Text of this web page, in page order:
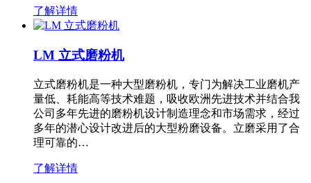
了解详情
LM 立式磨粉机
立式磨粉机是一种大型磨粉机，专门为解决工业磨机产
量低、耗能高等技术难题，吸收欧洲先进技术并结合我
公司多年先进的磨粉机设计制造理念和市场需求，经过
多年的潜心设计改进后的大型粉磨设备。立磨采用了合
理可靠的…
了解详情